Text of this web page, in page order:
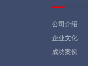
公司介绍
企业文化
成功案例